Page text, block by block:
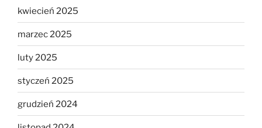
kwiecień 2025
marzec 2025
luty 2025
styczeń 2025
grudzień 2024